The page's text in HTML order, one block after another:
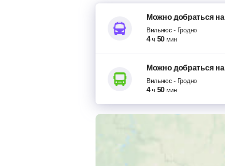
Можно добратьсяна
Вильнюс - Гродно
4 ч 50 мин
Можно добратьсяна
Вильнюс - Гродно
4 ч 50 мин